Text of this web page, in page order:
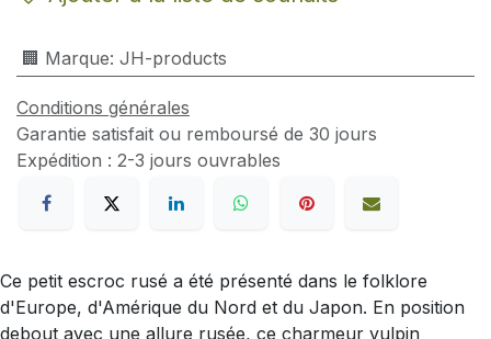
🏢 Marque: JH-products
Conditions générales
Garantie satisfait ou remboursé de 30 jours
Expédition : 2-3 jours ouvrables
Ce petit escroc rusé a été présenté dans le folklore
d'Europe, d'Amérique du Nord et du Japon. En position
debout avec une allure rusée, ce charmeur vulpin